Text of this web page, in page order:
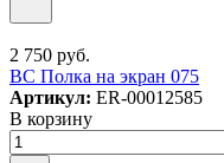
2 750 руб.
ВС Полка на экран 075
Артикул: ER-00012585
В корзину